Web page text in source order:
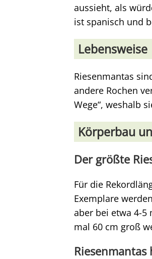
aussieht, als
ist spanisch und
Lebensweise
Riesenmantas
andere Rochen
Wege“, weshalb
Körperbau
Der größte
Für die
Exemplare
aber bei etwa 4-5
mal 60 cm groß